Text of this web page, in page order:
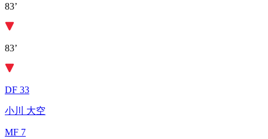
83’
83’
DF 33
小川 大空
MF 7